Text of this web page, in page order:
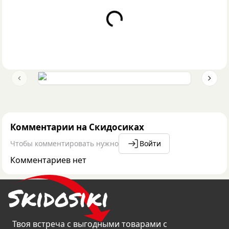
Loading...
Previous slide Next
Комментарии на Скидосиках
Чтобы комментировать нужно Войти
Комментариев нет
Твоя встреча с выгодными товарами с